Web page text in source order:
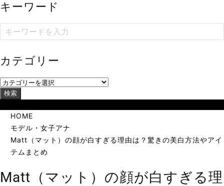
キーワード
カテゴリー
検索
HOME
モデル・女子アナ
Matt（マット）の顔が白すぎる理由は？驚きの美白方法やアイ
テムまとめ
Matt（マット）の顔が白すぎる理